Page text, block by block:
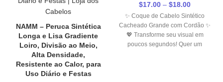
NAMM – Peruca Sintética
Longa e Lisa Gradiente
Loiro, Divisão ao Meio,
Alta Densidade,
Resistente ao Calor, para
Uso Diário e Festas
$17.00 – $18.00
range:
$17.00
through
✨ Coque de Cabelo Sintético
Cacheado Grande com Cordão ✨
💖 Transforme seu visual em
poucos segundos! Quer um